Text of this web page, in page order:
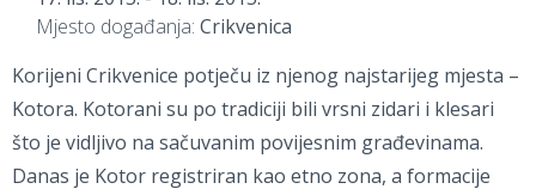
Mjesto događanja: Crikvenica
Korijeni Crikvenice potječu iz njenog najstarijeg mjesta –
Kotora. Kotorani su po tradiciji bili vrsni zidari i klesari
što je vidljivo na sačuvanim povijesnim građevinama.
Danas je Kotor registriran kao etno zona, a formacije